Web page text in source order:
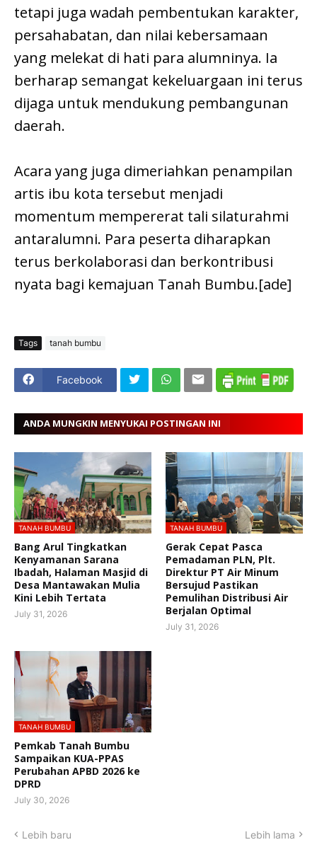
tetapi juga wadah pembentukan karakter,
persahabatan, dan nilai kebersamaan
yang melekat di hati para alumninya. Ia
berharap semangat kekeluargaan ini terus
dijaga untuk mendukung pembangunan
daerah.
Acara yang juga dimeriahkan penampilan
artis ibu kota tersebut menjadi
momentum mempererat tali silaturahmi
antaralumni. Para peserta diharapkan
terus berkolaborasi dan berkontribusi
nyata bagi kemajuan Tanah Bumbu.[ade]
Tags tanah bumbu
Facebook
ANDA MUNGKIN MENYUKAI POSTINGAN INI
TANAH BUMBU
Bang Arul Tingkatkan
Kenyamanan Sarana
Ibadah, Halaman Masjid di
Desa Mantawakan Mulia
Kini Lebih Tertata
July 31, 2026
TANAH BUMBU
Gerak Cepat Pasca
Pemadaman PLN, Plt.
Direktur PT Air Minum
Bersujud Pastikan
Pemulihan Distribusi Air
Berjalan Optimal
July 31, 2026
TANAH BUMBU
Pemkab Tanah Bumbu
Sampaikan KUA-PPAS
Perubahan APBD 2026 ke
DPRD
July 30, 2026
Lebih baru Lebih lama